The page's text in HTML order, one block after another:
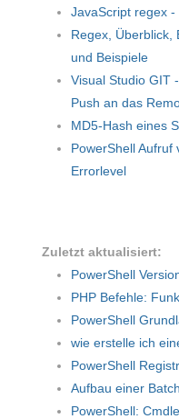
JavaScript regex
Regex, Überblick,
und Beispiele
Visual Studio GIT
Push an das
MD5-Hash eines
PowerShell Aufruf
Errorlevel
Zuletzt aktualisiert:
PowerShell
PHP Befehle:
PowerShell
wie erstelle ich
PowerShell
Aufbau einer
PowerShell: